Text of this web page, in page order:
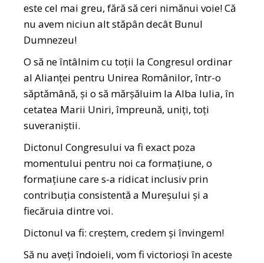
este cel mai greu, fără să ceri nimănui voie! Că
nu avem niciun alt stăpân decât Bunul
Dumnezeu!
O să ne întâlnim cu toții la Congresul ordinar
al Alianței pentru Unirea Românilor, într-o
săptămână, și o să mărșăluim la Alba Iulia, în
cetatea Marii Uniri, împreună, uniți, toți
suveraniștii.
Dictonul Congresului va fi exact poza
momentului pentru noi ca formațiune, o
formațiune care s-a ridicat inclusiv prin
contribuția consistentă a Mureșului și a
fiecăruia dintre voi.
Dictonul va fi: creștem, credem și învingem!
Să nu aveți îndoieli, vom fi victorioși în aceste